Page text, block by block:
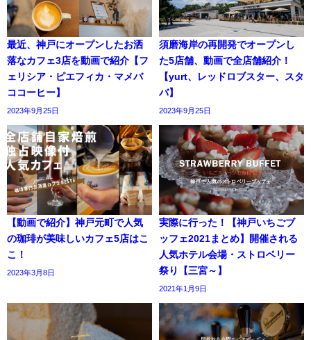
最近、神戸にオープンしたお洒
落なカフェ3店を動画で紹介【フ
ェリシア・ピエフィカ・マメバ
ココーヒー】
2023年9月25日
須磨海岸の再開発でオープンし
た5店舗、動画で全店舗紹介！
【yurt、レッドロブスター、スタ
バ】
2023年9月25日
【動画で紹介】神戸元町で人気
の珈琲が美味しいカフェ5店はこ
こ！
2023年3月8日
実際に行った！【神戸いちごブ
ッフェ2021まとめ】開催される
人気ホテル会場・ストロベリー
祭り【三宮～】
2021年1月9日